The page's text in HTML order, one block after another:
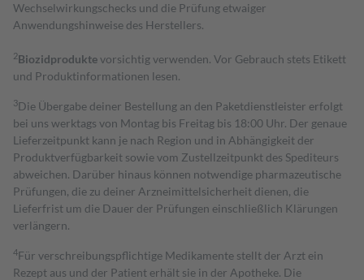
Wechselwirkungschecks und die Prüfung etwaiger
Anwendungshinweise des Herstellers.
2Biozidproduktevorsichtig verwenden. Vor Gebrauch stets Etikett
und Produktinformationen lesen.
3Die Übergabe deiner Bestellung an den Paketdienstleister erfolgt
bei uns werktags von Montag bis Freitag bis 18:00 Uhr. Der genaue
Lieferzeitpunkt kann je nach Region und in Abhängigkeit der
Produktverfügbarkeit sowie vom Zustellzeitpunkt des Spediteurs
abweichen. Darüber hinaus können notwendige pharmazeutische
Prüfungen, die zu deiner Arzneimittelsicherheit dienen, die
Lieferfrist um die Dauer der Prüfungen einschließlich Klärungen
verlängern.
4Für verschreibungspflichtige Medikamente stellt der Arzt ein
Rezept aus und der Patient erhält sie in der Apotheke. Die